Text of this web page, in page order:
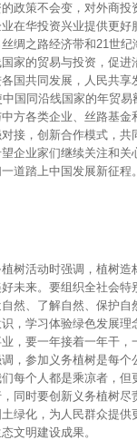
政策不会变，对外商投
在华投资兴业提供更好
绸之路经济带和21世纪
家的贸易与投资，促进
国共同发展，人民共享
国同沿线国家的年贸易
方各类企业、丝路基金
接，创新合作模式，共
企业家们继续关注和关
道踏上中国发展新征程
树活动时强调，植树造
未来。要组织全社会特
然、了解自然、保护自
，学习体验绿色发展理
，要一年接着一年干，
，参加义务植树是每个
每个人都是乘凉者，但
同时要创新义务植树尽
绿化，为人民群众提供
文明建设成果。